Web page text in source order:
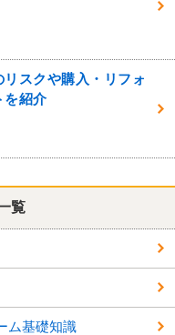
スクや購入・リフォ
を紹介
覧
ム基礎知識